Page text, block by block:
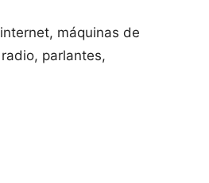
máquinas de
parlantes,